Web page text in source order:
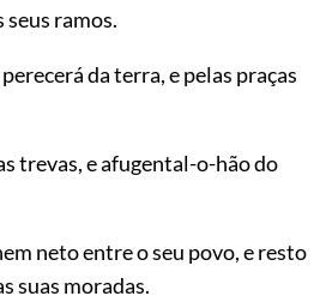
seus ramos.
da terra, e pelas praças
trevas, e afugental-o-hão do
neto entre o seu povo, e resto
suas moradas.